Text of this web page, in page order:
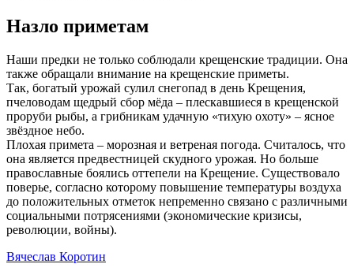
Назло приметам
Наши предки не только соблюдали крещенские традиции. Она
также обращали внимание на крещенские приметы.
Так, богатый урожай сулил снегопад в день Крещения,
пчеловодам щедрый сбор мёда – плескавшиеся в крещенской
проруби рыбы, а грибникам удачную «тихую охоту» – ясное
звёздное небо.
Плохая примета – морозная и ветреная погода. Считалось, что
она является предвестницей скудного урожая. Но больше
православные боялись оттепели на Крещение. Существовало
поверье, согласно которому повышение температуры воздуха
до положительных отметок непременно связано с различными
социальными потрясениями (экономические кризисы,
революции, войны).
Вячеслав Коротин